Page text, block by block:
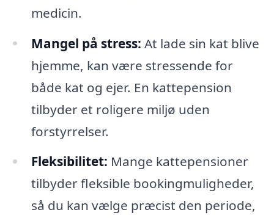
medicin.
Mangel på stress: At lade sin kat blive
hjemme, kan være stressende for
både kat og ejer. En kattepension
tilbyder et roligere miljø uden
forstyrrelser.
Fleksibilitet: Mange kattepensioner
tilbyder fleksible bookingmuligheder,
så du kan vælge præcist den periode,